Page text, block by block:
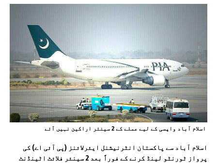
اسلام آباد واپسی کے لیے عملے کے 2 سینئر اراکین نہیں آئے
اسلام آباد سے پاکستان انٹرنیشنل ایئرلائنز (پی آئی اے) کی
پرواز ٹورنٹو لینڈ کرنے کے فوراً بعد 2 سینئر فلائٹ اٹینڈنٹ